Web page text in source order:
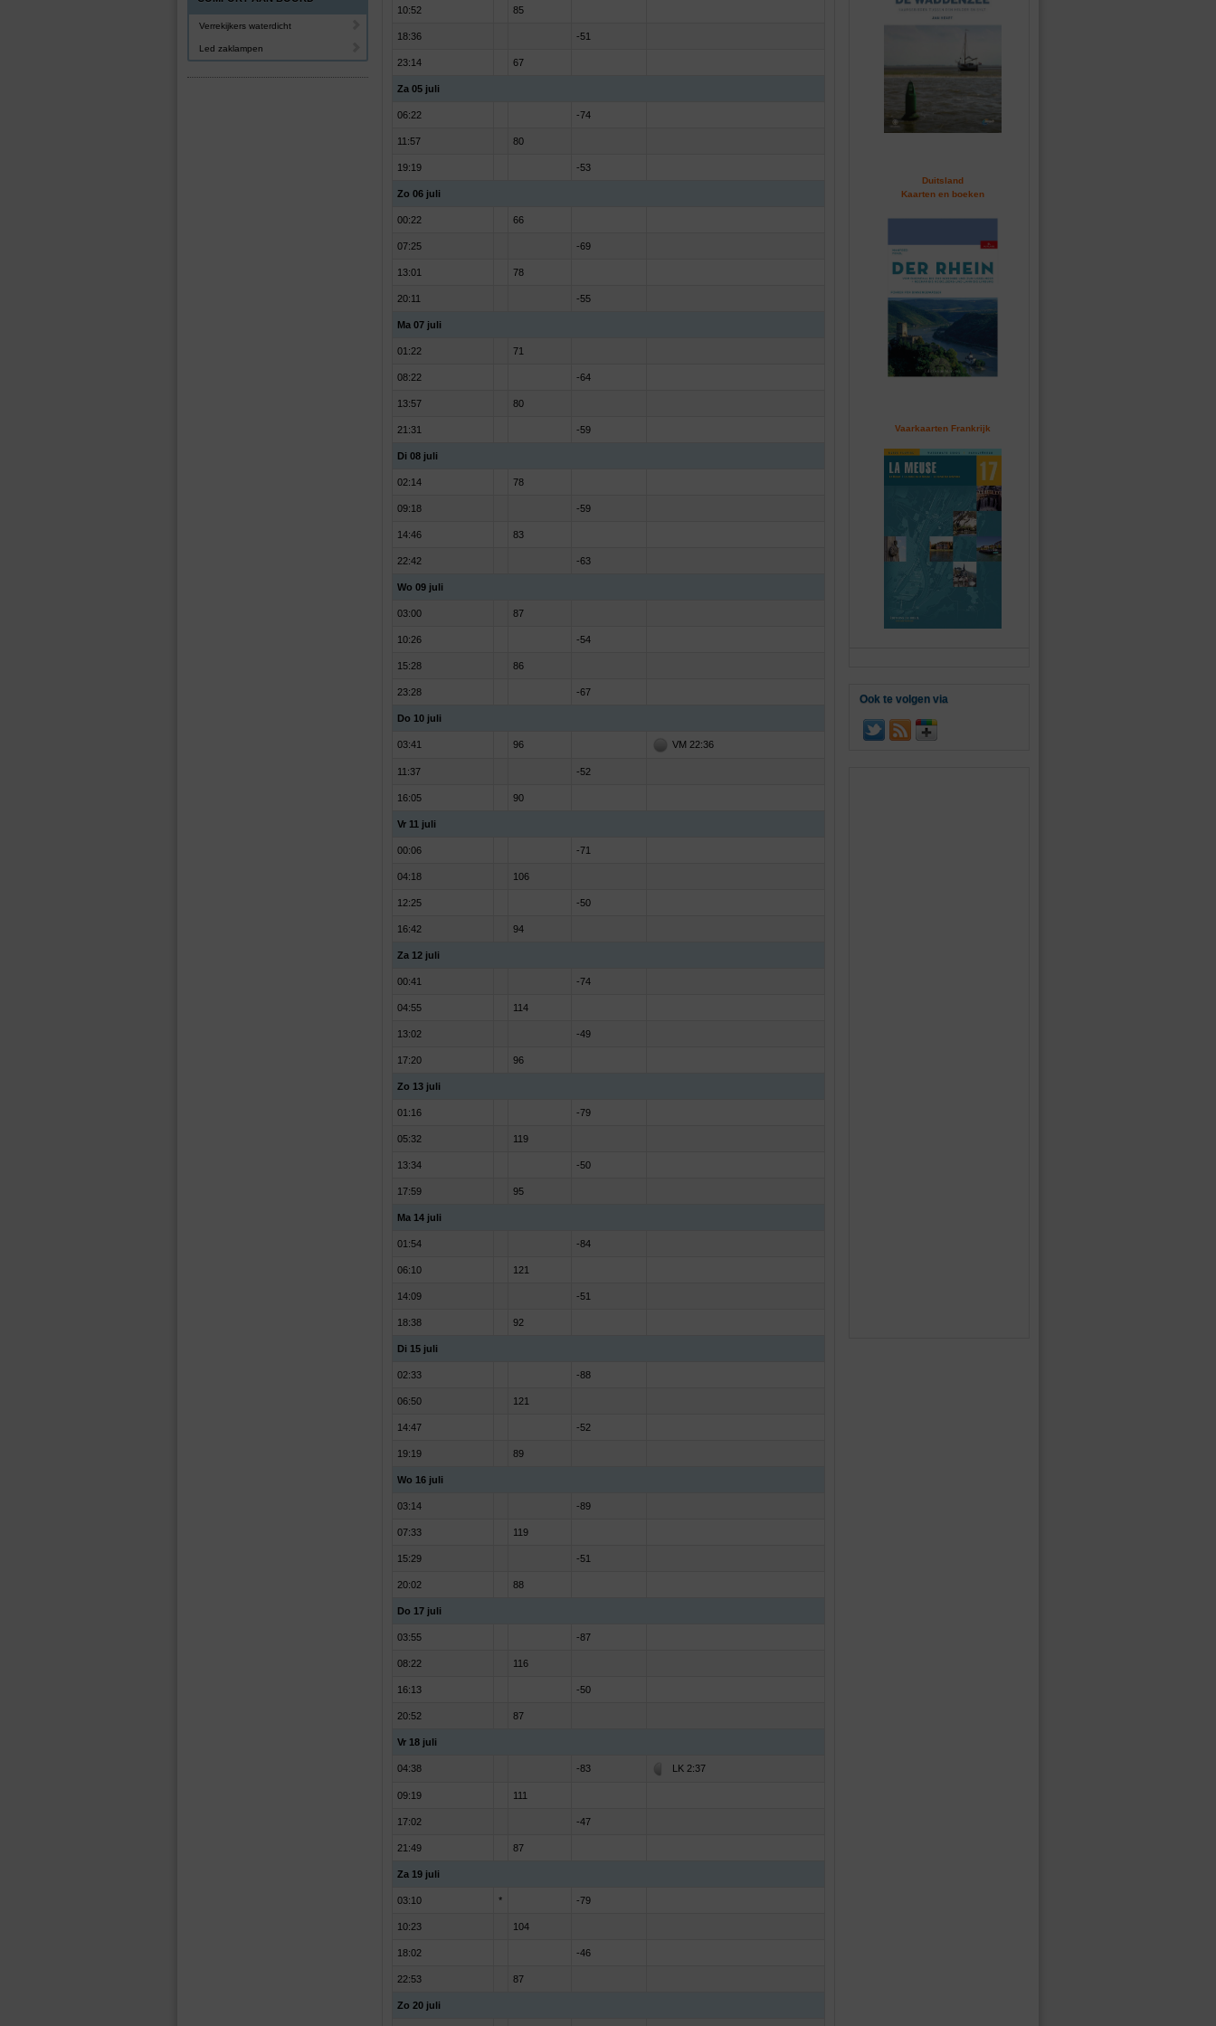
10:52 85
18:36 -51
23:14 67
Za 05 juli
06:22 -74
11:57 80
19:19 -53
Zo 06 juli
00:22 66
07:25 -69
13:01 78
20:11 -55
Ma 07 juli
01:22 71
08:22 -64
13:57 80
21:31 -59
Di 08 juli
02:14 78
09:18 -59
14:46 83
22:42 -63
Wo 09 juli
03:00 87
10:26 -54
15:28 86
23:28 -67
Do 10 juli
03:41 96 VM 22:36
11:37 -52
16:05 90
Vr 11 juli
00:06 -71
04:18 106
12:25 -50
16:42 94
Za 12 juli
00:41 -74
04:55 114
13:02 -49
17:20 96
Zo 13 juli
01:16 -79
05:32 119
13:34 -50
17:59 95
Ma 14 juli
01:54 -84
06:10 121
14:09 -51
18:38 92
Di 15 juli
02:33 -88
06:50 121
14:47 -52
19:19 89
Wo 16 juli
03:14 -89
07:33 119
15:29 -51
20:02 88
Do 17 juli
03:55 -87
08:22 116
16:13 -50
20:52 87
Vr 18 juli
04:38 -83 LK 2:37
09:19 111
17:02 -47
21:49 87
Za 19 juli
03:10 * -79
10:23 104
18:02 -46
22:53 87
Zo 20 juli
Duitsland
Kaarten en boeken
Vaarkaarten Frankrijk
Ook te volgen via
Verrekijkers waterdicht
Led zaklampen